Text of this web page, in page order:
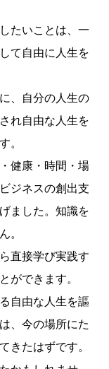
たいことは、一
て自由に人生を
、自分の人生の
れ自由な人生を
。
健康・時間・場
ジネスの創出支
ました。知識を
。
直接学び実践す
ができます。
自由な人生を謳
、今の場所にた
きたはずです。